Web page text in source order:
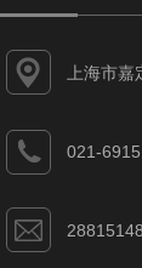
上海市
021-